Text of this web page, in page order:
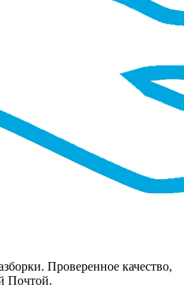
Проверенное качество,
Почтой.